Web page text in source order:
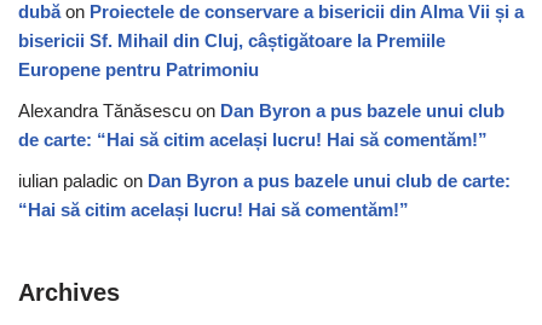
dubăon Proiectele de conservare a bisericii din Alma Vii și a
bisericii Sf. Mihail din Cluj, câștigătoare la Premiile
Europene pentru Patrimoniu
Alexandra Tănăsescu on Dan Byron a pus bazele unui club
de carte: “Hai să citim același lucru! Hai să comentăm!”
iulian paladic on Dan Byron a pus bazele unui club de carte:
“Hai să citim același lucru! Hai să comentăm!”
Archives